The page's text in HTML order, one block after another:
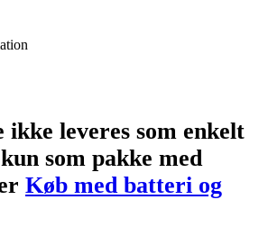
leveres som enkelt
som pakke med
Køb med batteri og